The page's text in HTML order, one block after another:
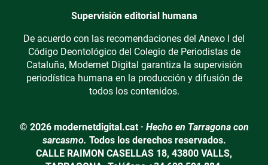
Supervisión editorial humana
De acuerdo con las recomendaciones del Anexo I del
Código Deontológico del Colegio de Periodistas de
Cataluña, Modernet Digital garantiza la supervisión
periodística humana en la producción y difusión de
todos los contenidos.
© 2026 modernetdigital.cat · Hecho en Tarragona con
sarcasmo. Todos los derechos reservados.
CALLE RAIMON CASELLAS 18, 43800 VALLS,